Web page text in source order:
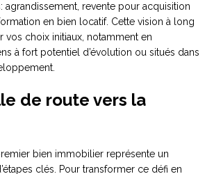
agrandissement, revente pour acquisition
en bien locatif. Cette vision à long
vos choix initiaux, notamment en
à fort potentiel d’évolution ou situés dans
de route vers la
bien immobilier représente un
clés. Pour transformer ce défi en